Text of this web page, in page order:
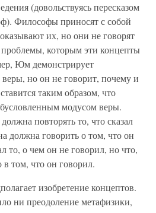
(довольствуясь пересказом
Философы приносят с собой
их, но они не говорят
которым эти концепты
Юм демонстрирует
но он не говорит, почему и
таким образом, что
модусом веры.
повторять то, что сказал
должна говорить о том, что он
то, о чем он не говорил, но что,
в том, что он говорил.
изобретение концептов.
ни преодоление метафизики,